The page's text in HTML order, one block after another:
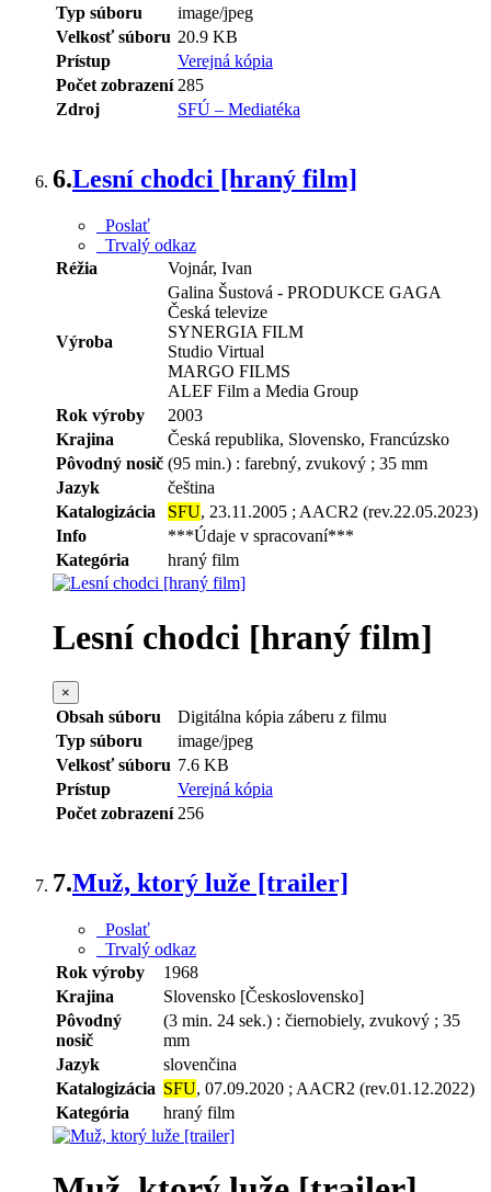
Typ súboru
image/jpeg
Velkosť súboru 20.9 KB
Prístup
Verejná kópia
Počet zobrazení 285
Zdroj
SFÚ – Mediatéka
6.Lesní chodci [hraný film]
Poslať
Trvalý odkaz
Réžia
Vojnár, Ivan
Výroba
Galina Šustová - PRODUKCE GAGA
Česká televize
SYNERGIA FILM
Studio Virtual
MARGO FILMS
ALEF Film a Media Group
Rok výroby
2003
Krajina
Česká republika, Slovensko, Francúzsko
Pôvodný nosič (95 min.) : farebný, zvukový ; 35 mm
Jazyk
čeština
Katalogizácia
SFU, 23.11.2005 ; AACR2 (rev.22.05.2023)
Info
***Údaje v spracovaní***
Kategória
hraný film
Lesní chodci [hraný film]
×
Obsah súboru
Digitálna kópia záberu z filmu
Typ súboru
image/jpeg
Velkosť súboru 7.6 KB
Prístup
Verejná kópia
Počet zobrazení 256
7.Muž, ktorý luže [trailer]
Poslať
Trvalý odkaz
Rok výroby
1968
Krajina
Slovensko [Československo]
Pôvodný
nosič
(3 min. 24 sek.) : čiernobiely, zvukový ; 35
mm
Jazyk
slovenčina
Katalogizácia SFU, 07.09.2020 ; AACR2 (rev.01.12.2022)
Kategória
hraný film